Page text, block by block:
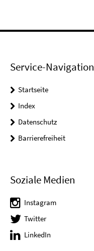
Service-Navigation
Startseite
Index
Datenschutz
Barrierefreiheit
Soziale Medien
Instagram
Twitter
LinkedIn